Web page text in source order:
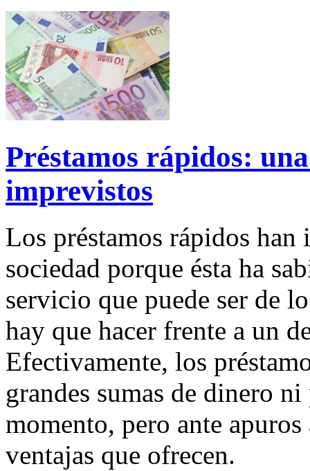
Préstamos rápidos:
imprevistos
Los préstamos rápidos
sociedad porque ésta ha
servicio que puede ser de
hay que hacer frente a un
Efectivamente, los
grandes sumas de dinero
momento, pero ante
ventajas que ofrecen.